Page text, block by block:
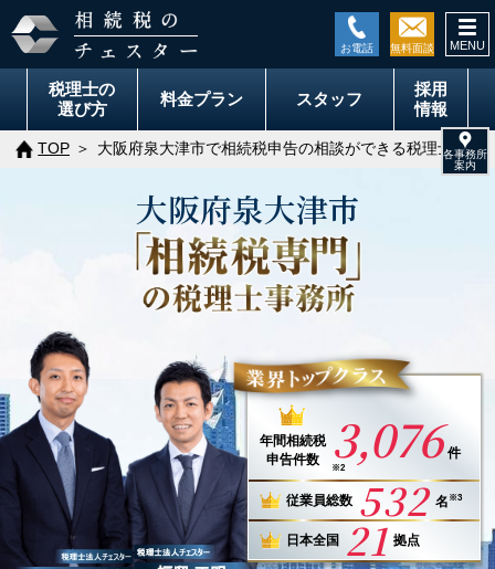
税理士の
選び方
料金プラン スタッフ
採用
情報
TOP 大阪府泉大津市で相続税申告の相談ができる税理士事務
大阪府泉大津市
年間相続税
申告件数
3,076 件
※2
従業員総数 532 名 ※3
日本全国 21 拠点